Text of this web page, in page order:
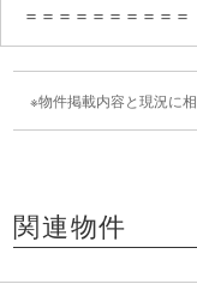
＝＝＝＝＝＝＝＝＝＝
物件掲載内容と現況に
関連物件